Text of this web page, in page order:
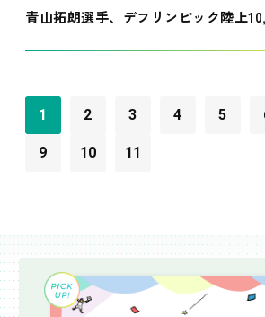
青山拓朗選手、デフリンピック陸上
1 2 3 4 5
9 10 11